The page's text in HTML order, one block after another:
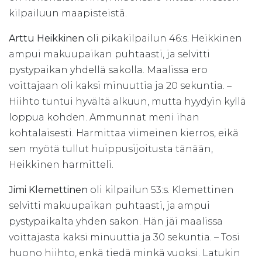
kilpailuun maapisteistä.
Arttu Heikkinen oli pikakilpailun 46:s. Heikkinen
ampui makuupaikan puhtaasti, ja selvitti
pystypaikan yhdellä sakolla. Maalissa ero
voittajaan oli kaksi minuuttia ja 20 sekuntia. –
Hiihto tuntui hyvältä alkuun, mutta hyydyin kyllä
loppua kohden. Ammunnat meni ihan
kohtalaisesti. Harmittaa viimeinen kierros, eikä
sen myötä tullut huippusijoitusta tänään,
Heikkinen harmitteli.
Jimi Klemettinen oli kilpailun 53:s. Klemettinen
selvitti makuupaikan puhtaasti, ja ampui
pystypaikalta yhden sakon. Hän jäi maalissa
voittajasta kaksi minuuttia ja 30 sekuntia. – Tosi
huono hiihto, enkä tiedä minkä vuoksi. Latukin